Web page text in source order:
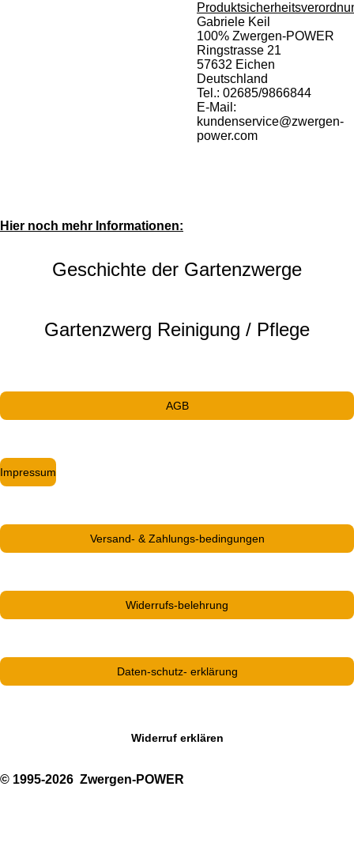
Gabriele Keil
100% Zwergen-POWER
Ringstrasse 21
57632 Eichen
Deutschland
Tel.: 02685/9866844
E-Mail:
kundenservice@zwergen-
power.com
Hier noch mehr Informationen:
Geschichte der Gartenzwerge
Gartenzwerg Reinigung / Pflege
AGB
Impressum
Versand- & Zahlungs-bedingungen
Widerrufs-belehrung
Daten-schutz- erklärung
Widerruf erklären
© 1995-2026 Zwergen-POWER